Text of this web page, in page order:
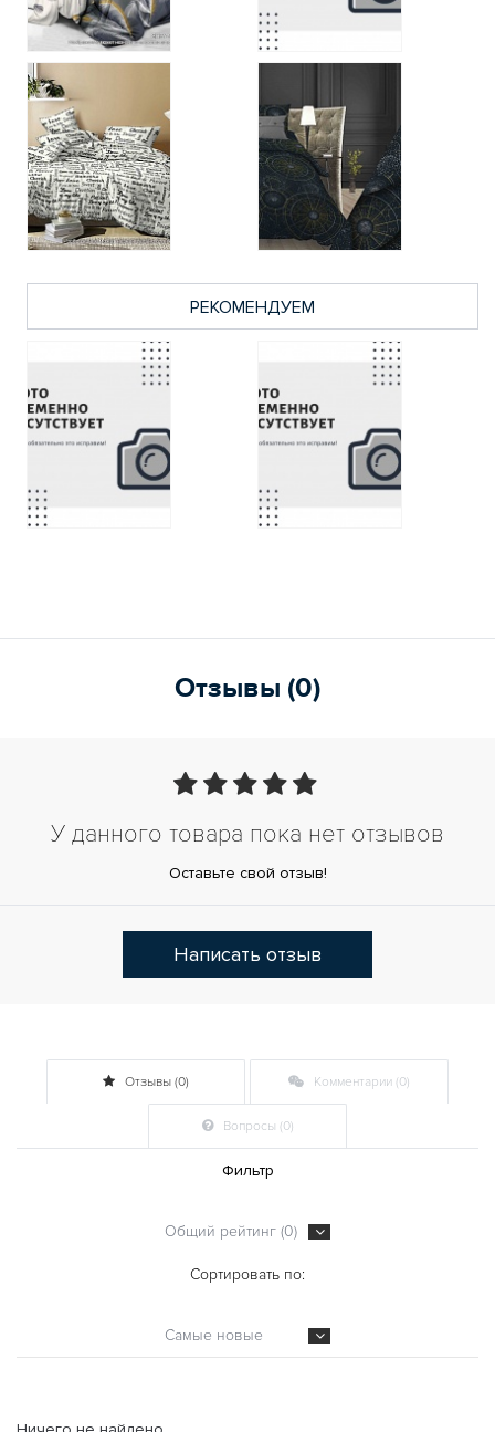
РЕКОМЕНДУЕМ
Отзывы (0)
У данного товара пока нет отзывов
Оставьте свой отзыв!
Написать отзыв
Отзывы (0) Комментарии (0)
Вопросы (0)
Фильтр
Общий рейтинг (0)
Сортировать по:
Самые новые